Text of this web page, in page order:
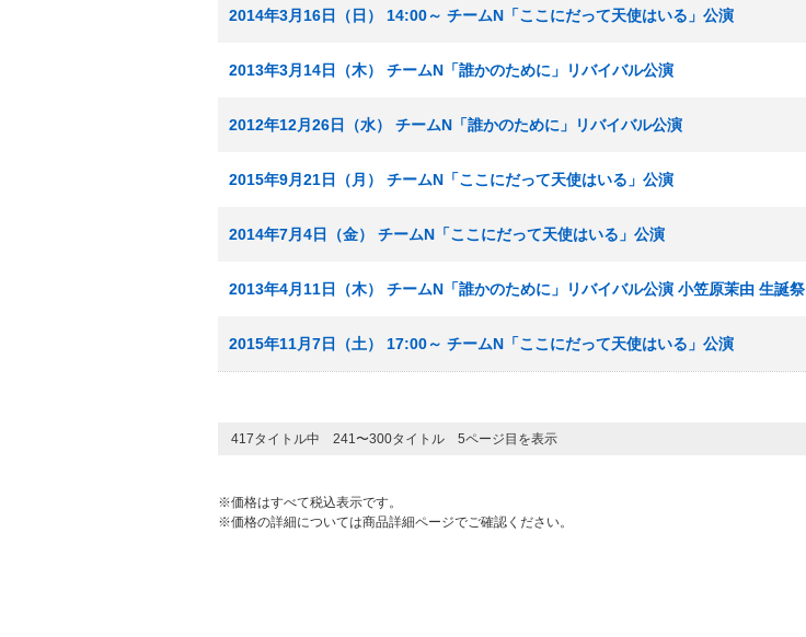
2014年3月16日（日） 14:00～ チームN「ここにだって天使はいる」公演
2013年3月14日（木） チームN「誰かのために」リバイバル公演
2012年12月26日（水） チームN「誰かのために」リバイバル公演
2015年9月21日（月） チームN「ここにだって天使はいる」公演
2014年7月4日（金） チームN「ここにだって天使はいる」公演
2013年4月11日（木） チームN「誰かのために」リバイバル公演 小笠原茉由 生誕祭
2015年11月7日（土） 17:00～ チームN「ここにだって天使はいる」公演
417タイトル中 241〜300タイトル 5ページ目を表示
※価格はすべて税込表示です。
※価格の詳細については商品詳細ページでご確認ください。